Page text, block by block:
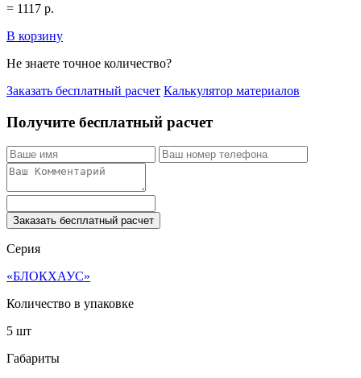
= 1117 р.
В корзину
Не знаете точное количество?
Заказать бесплатный расчет Калькулятор материалов
Получите бесплатный расчет
Заказать бесплатный расчет
Серия
«БЛОКХАУС»
Количество в упаковке
5 шт
Габариты